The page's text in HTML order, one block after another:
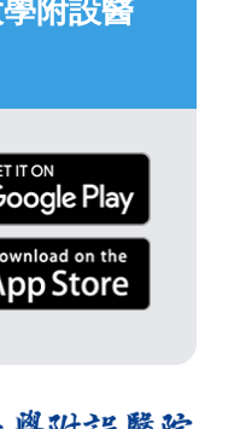
附設醫